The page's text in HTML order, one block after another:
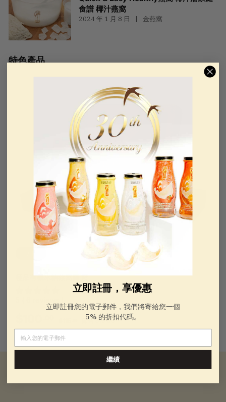
食譜 椰汁燕窩
2024 年 1 月 8 日 金燕窩
特色產品
極品有機冰糖燕窩羹 籃
價
格
$100.00
價
格
$115.96
節省 $15.96
立即註冊，享優惠
立即註冊您的電子郵件，我們將寄給您一個
5% 的折扣代碼。
繼續